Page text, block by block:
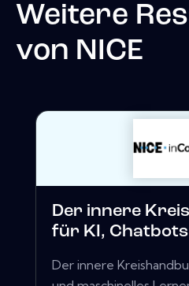
Weitere
von NICE
Der innere
für KI, Chatbots
Der innere